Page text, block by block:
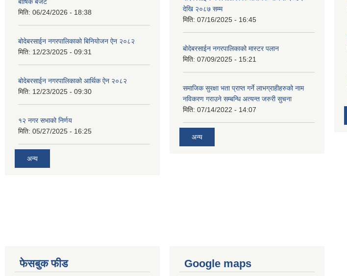
मिति: 06/24/2026 - 18:38
बोदेबरसाईन नगरपालिकाको बिनियोजन ऐन २०८२
मिति: 12/23/2025 - 09:31
बोदेबरसाईन नगरपालिकाको आर्थिक ऐन २०८२
मिति: 12/23/2025 - 09:30
१२ नगर सभाको निर्णय
मिति: 05/27/2025 - 16:25
अन्य
देखि २०८७ सम्म
मिति: 07/16/2025 - 16:45
बोदेबरसाईन नगरपालिकाको मास्टर पलान
मिति: 07/09/2025 - 15:21
समाजिक सुरक्षा भता प्राप्त गर्ने लाभग्राहीहरुको नाम
नविकरण गराउने सम्बन्धि अत्यन्त जरुरी सुचना
मिति: 07/14/2022 - 14:07
अन्य
फेसबुक फीड Google maps